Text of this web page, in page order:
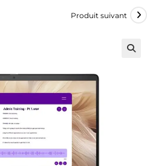
Produit suivant